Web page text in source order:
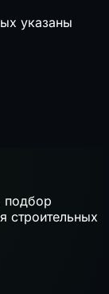
указаны
подбор
строительных